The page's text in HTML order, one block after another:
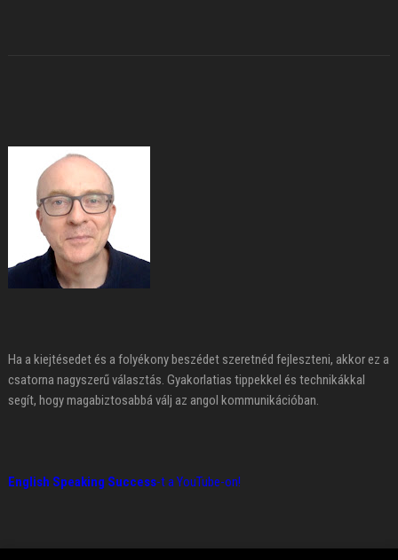
Ha a kiejtésedet és a folyékony beszédet szeretnéd fejleszteni, akkor ez a
csatorna nagyszerű választás. Gyakorlatias tippekkel és technikákkal
segít, hogy magabiztosabbá válj az angol kommunikációban.
English Speaking Success-t a YouTube-on!